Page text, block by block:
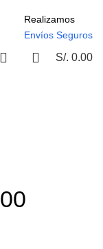
Realizamos
Envíos Seguros
S/. 0.00